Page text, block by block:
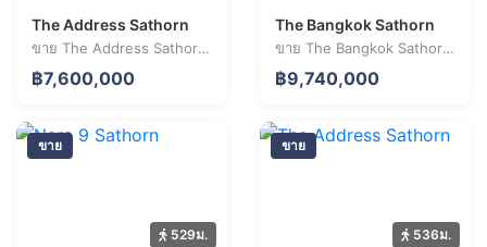
The Address Sathorn
ขาย The Address Sathorn 2 ห้องนอน 74.1 ตร.ม. ราคา 7.60 ล้านบาท
฿7,600,000
The Bangkok Sathorn
ขาย The Bangkok Sathorn 1 ห้องนอน 53.9 ตร.ม. ราคา 9.74 ล้านบาท
฿9,740,000
ขาย
529ม.
ขาย
536ม.